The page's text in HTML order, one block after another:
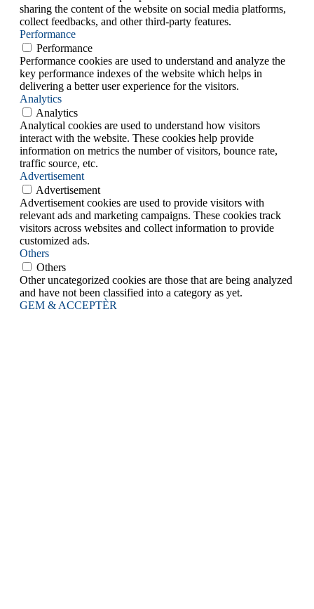
sharing the content of the website on social media platforms,
collect feedbacks, and other third-party features.
Performance
Performance
Performance cookies are used to understand and analyze the
key performance indexes of the website which helps in
delivering a better user experience for the visitors.
Analytics
Analytics
Analytical cookies are used to understand how visitors
interact with the website. These cookies help provide
information on metrics the number of visitors, bounce rate,
traffic source, etc.
Advertisement
Advertisement
Advertisement cookies are used to provide visitors with
relevant ads and marketing campaigns. These cookies track
visitors across websites and collect information to provide
customized ads.
Others
Others
Other uncategorized cookies are those that are being analyzed
and have not been classified into a category as yet.
GEM & ACCEPTÈR